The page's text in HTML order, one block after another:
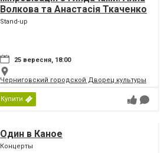
Волкова та Анастасія Ткаченко
Stand-up
25 вересня, 18:00
Черниговский городской Дворец культуры
Купити
Один в Каное
Концерты